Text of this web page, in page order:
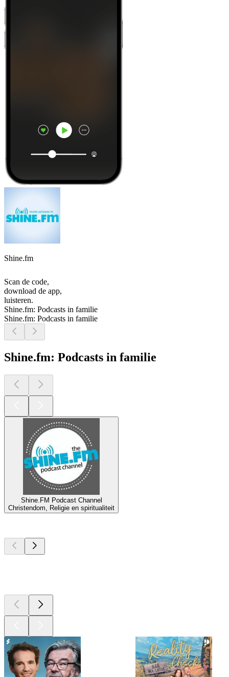
Shine.fm
Scan de code,
download de app,
luisteren.
Shine.fm: Podcasts in familie
Shine.fm: Podcasts in familie
Shine.fm: Podcasts in familie
Shine.FM Podcast Channel
Christendom, Religie en spiritualiteit